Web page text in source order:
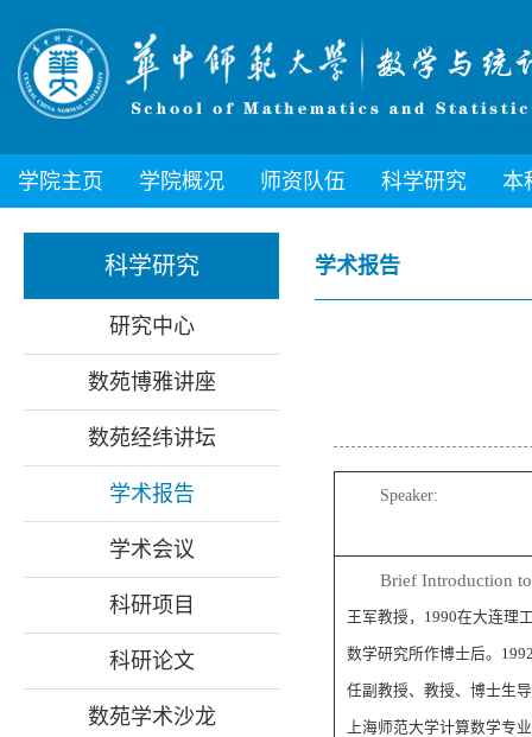
学院主页 学院概况 师资队伍 科学研究 本
科学研究
研究中心
数苑博雅讲座
数苑经纬讲坛
学术报告
学术会议
科研项目
科研论文
数苑学术沙龙
学术报告
Speaker:
Brief Introduction to
王军教授，1990在大连理
数学研究所作博士后。
任副教授、教授、博士生
上海师范大学计算数学专